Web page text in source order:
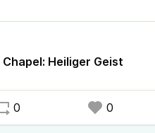
Chapel: Heiliger Geist
0 0